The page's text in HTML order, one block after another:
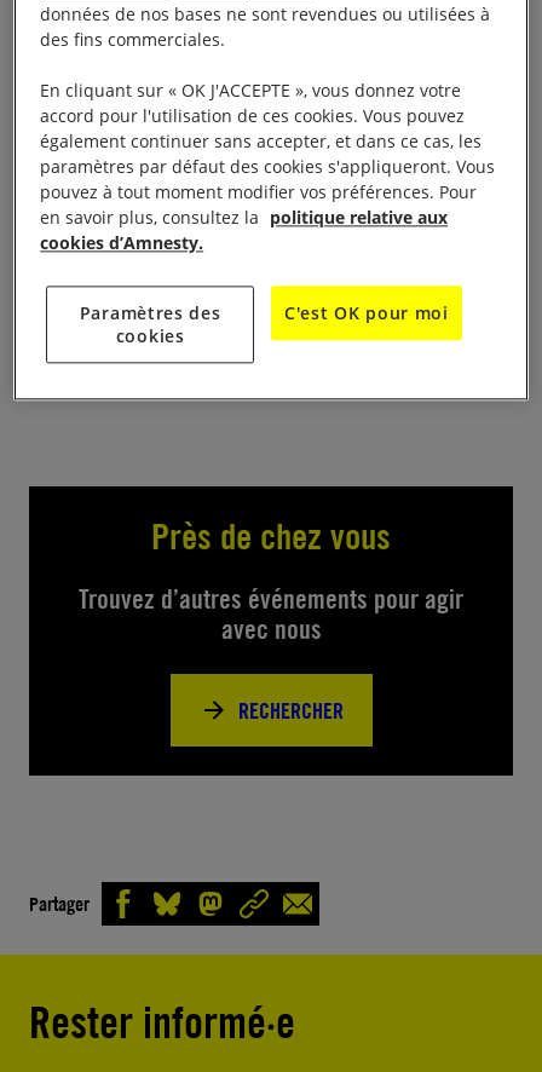
droit à manifester puis généralisation sur l’évolution
du droit des libertés autour du livre « Comment l’état
s’attaque à nos libertés » en présence de la co-
autrice.
https://www.facebook.com/ForumSevrien/
Près de chez vous
Trouvez d’autres événements pour agir
avec nous
RECHERCHER
Partager
Rester informé·e
données de nos bases ne sont revendues ou utilisées à
des fins commerciales.
En cliquant sur « OK J'ACCEPTE », vous donnez votre
accord pour l'utilisation de ces cookies. Vous pouvez
également continuer sans accepter, et dans ce cas, les
paramètres par défaut des cookies s'appliqueront. Vous
pouvez à tout moment modifier vos préférences. Pour
en savoir plus, consultez la politique relative aux
cookies d’Amnesty.
Paramètres des
cookies
C'est OK pour moi